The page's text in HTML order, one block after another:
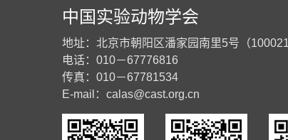
中国实验动物学会
地址：北京市朝阳区潘家园南里5号（100021
电话：010－67776816
传真：010－67781534
E-mail： calas@cast.org.cn